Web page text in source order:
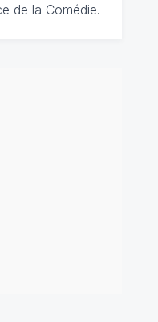
de la Comédie.